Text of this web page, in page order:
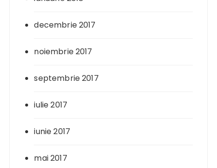
decembrie 2017
noiembrie 2017
septembrie 2017
iulie 2017
iunie 2017
mai 2017